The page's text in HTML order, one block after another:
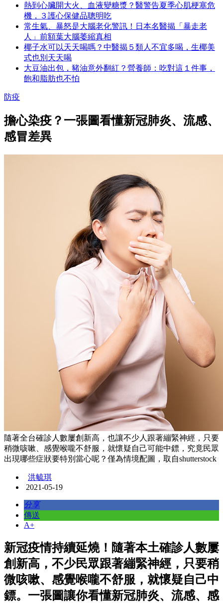
熱到心臟開大火、血液變糖漿？醫警告夏季心肌梗塞危
機，３護心保健品聰明吃
常生氣、暴怒是大腦老化警訊！日本名醫揭「暴走老
人」前額葉大腦萎縮真相
椰子水可以天天喝嗎？中醫揭５類人不宜多喝，生椰美
式也別天天喝
大豆油出包，豬油意外翻紅？營養師：吃對這１件事，
飽和脂肪也不怕
防疫
擔心染疫？一張圖看懂新冠肺炎、流感、
感冒差異
隨著全台確診人數屢創新高，也讓不少人跟著繃緊神經，只要
稍微咳嗽、感覺喉嚨不舒服，就懷疑自己可能中鏢，究竟民眾
出現哪些症狀要特別當心呢？僅為情境配圖，取自shutterstock
洪毓琪
2021-05-19
分享
傳送
A+
新冠疫情持續延燒！隨著本土確診人數屢
創新高，不少民眾跟著繃緊神經，只要稍
微咳嗽、感覺喉嚨不舒服，就懷疑自己中
鏢。一張圖讓你看懂新冠肺炎、流感、感